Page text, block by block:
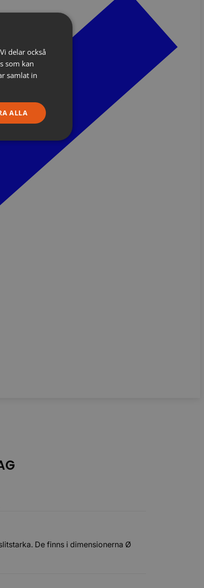
De finns i dimensionerna Ø
delar också
som kan
samlat in
ALLA